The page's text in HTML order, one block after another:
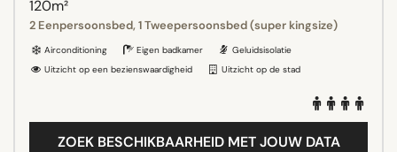
120m²
2 Eenpersoonsbed, 1 Tweepersoonsbed (super kingsize)
Airconditioning Eigen badkamer
Geluidsisolatie
Uitzicht op een bezienswaardigheid
Uitzicht op de stad
ZOEK BESCHIKBAARHEID MET JOUW DATA